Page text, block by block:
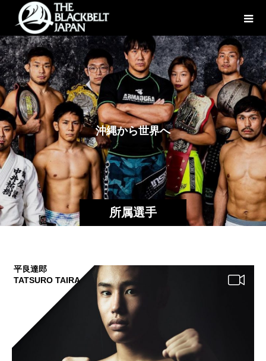
所属選手
沖縄から世界へ
平良達郎
TATSURO TAIRA